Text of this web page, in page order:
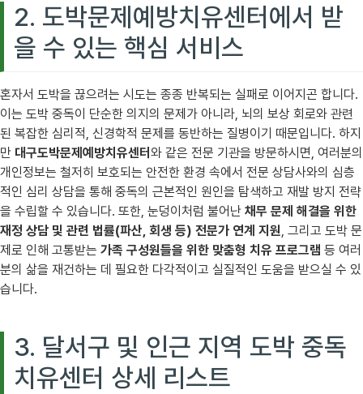
2. 도박문제예방치유센터에서 받
을 수 있는 핵심 서비스
혼자서 도박을 끊으려는 시도는 종종 반복되는 실패로 이어지곤 합니다.
이는 도박 중독이 단순한 의지의 문제가 아니라, 뇌의 보상 회로와 관련
된 복잡한 심리적, 신경학적 문제를 동반하는 질병이기 때문입니다. 하지
만 대구도박문제예방치유센터 와 같은 전문 기관을 방문하시면, 여러분의
개인정보는 철저히 보호되는 안전한 환경 속에서 전문 상담사와의 심층
적인 심리 상담을 통해 중독의 근본적인 원인을 탐색하고 재발 방지 전략
을 수립할 수 있습니다. 또한, 눈덩이처럼 불어난 채무 문제 해결을 위한
재정 상담 및 관련 법률(파산, 회생 등) 전문가 연계 지원 , 그리고 도박 문
제로 인해 고통받는 가족 구성원들을 위한 맞춤형 치유 프로그램 등 여러
분의 삶을 재건하는 데 필요한 다각적이고 실질적인 도움을 받으실 수 있
습니다.
3. 달서구 및 인근 지역 도박 중독
치유센터 상세 리스트